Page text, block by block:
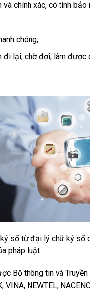
và chính xác, có tính
chóng;
đi lại, chờ đợi, làm được
số từ đại lý chữ ký số
pháp luật
Bộ thông tin và
VINA, NEWTEL,